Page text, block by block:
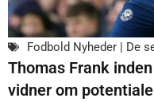
Fodbold Nyheder | De
Thomas Frank
vidner om potentiale